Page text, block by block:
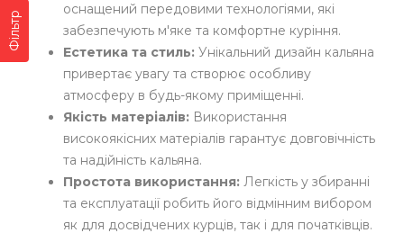
Фільтр
оснащений передовими технологіями, які
забезпечують м'яке та комфортне куріння.
Естетика та стиль: Унікальний дизайн кальяна
привертає увагу та створює особливу
атмосферу в будь-якому приміщенні.
Якість матеріалів: Використання
високоякісних матеріалів гарантує довговічність
та надійність кальяна.
Простота використання: Легкість у збиранні
та експлуатації робить його відмінним вибором
як для досвідчених курців, так і для початківців.